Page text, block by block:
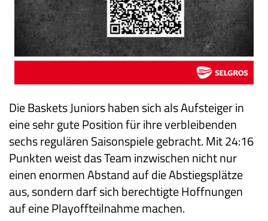
Die Baskets Juniors haben sich als Aufsteiger in
eine sehr gute Position für ihre verbleibenden
sechs regulären Saisonspiele gebracht. Mit 24:16
Punkten weist das Team inzwischen nicht nur
einen enormen Abstand auf die Abstiegsplätze
aus, sondern darf sich berechtigte Hoffnungen
auf eine Playoffteilnahme machen.